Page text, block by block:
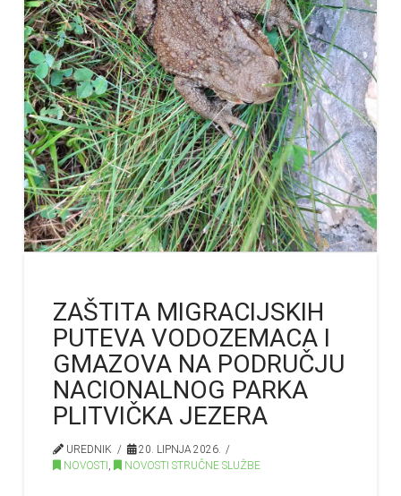
ZAŠTITA MIGRACIJSKIH
PUTEVA VODOZEMACA I
GMAZOVA NA PODRUČJU
NACIONALNOG PARKA
PLITVIČKA JEZERA
UREDNIK
20. LIPNJA 2026.
NOVOSTI , NOVOSTI STRUČNE SLUŽBE